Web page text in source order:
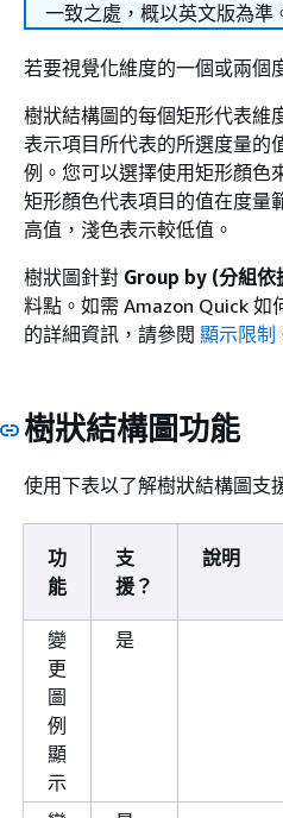
一致之處，概以英文版為準
若要視覺化維度的一個或兩個
樹狀結構圖的每個矩形代表維
表示項目所代表的所選度量的
例。您可以選擇使用矩形顏色
矩形顏色代表項目的值在度量
高值，淺色表示較低值。
樹狀圖針對 Group by (分組依
料點。如需 Amazon Quick 如
的詳細資訊，請參閱 顯示限制
樹狀結構圖功能
使用下表以了解樹狀結構圖支
功
能
支
援？
說明
變
更
圖
例
顯
示
是